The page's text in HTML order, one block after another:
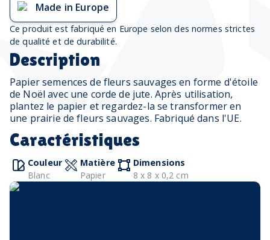
Made in Europe
Ce produit est fabriqué en Europe selon des normes strictes
de qualité et de durabilité.
Description
Papier semences de fleurs sauvages en forme d'étoile
de Noël avec une corde de jute. Après utilisation,
plantez le papier et regardez-la se transformer en
une prairie de fleurs sauvages. Fabriqué dans l'UE.
Caractéristiques
Couleur
Blanc
Matière
Papier
Dimensions
8 x 8 x 0,2 cm